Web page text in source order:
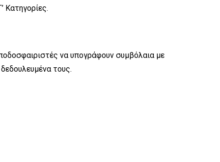
Κατηγορίες.
να υπογράφουν συμβόλαια με
τους.